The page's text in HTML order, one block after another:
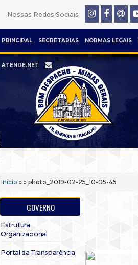
Nossas Redes Sociais
PRINCIPAL SECRETARIAS NORMAS LEGAIS
ATENDE.NET
Início » » photo_2019-02-25_10-05-45
GOVERNO
Estrutura
Organizacional
Portal da Transparência